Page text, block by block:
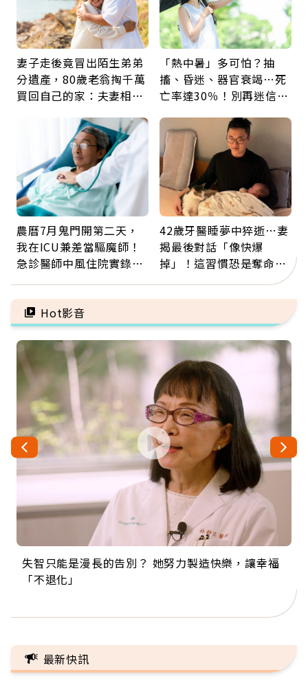
妻子走後竟冒出陌生弟弟
分遺產，80歲老翁掏千萬
買回自己的家：夫妻相守
「熱中暑」多可怕？抽
搐、昏迷、器官衰竭…死
亡率達30％！別再迷信
5招才能真救命
農曆7月鬼門開第二天，
我在ICU兼差當驅魔師！
急診醫師中風住院實錄：
42歲牙醫睡夢中猝逝…妻
揭最後對話「像快爆
掉」！這習慣恐是奪命原
因：沒有一份工作值得用
命交換
Hot影音
失智只能是漫長的告別？ 她努力製造快樂，讓幸福
「不退化」
來自剛果的巧克力神父 為台灣奉獻36年 「台灣是我
的家，我連作夢都講台語！」
63歲卸矽谷副總、搬回台灣找快樂！「蛋黃哥小
丑」走進安養院，逗樂上萬爺奶：退休後才開始真
104歲打破金氏世界紀錄 成為全球最年長羽球選
手，分享長壽的秘密原來是「這個」
事業巔峰他選擇追夢…黑手阿伯拉小提琴還登上小
巨蛋！連CNN都大讚！
最新快訊